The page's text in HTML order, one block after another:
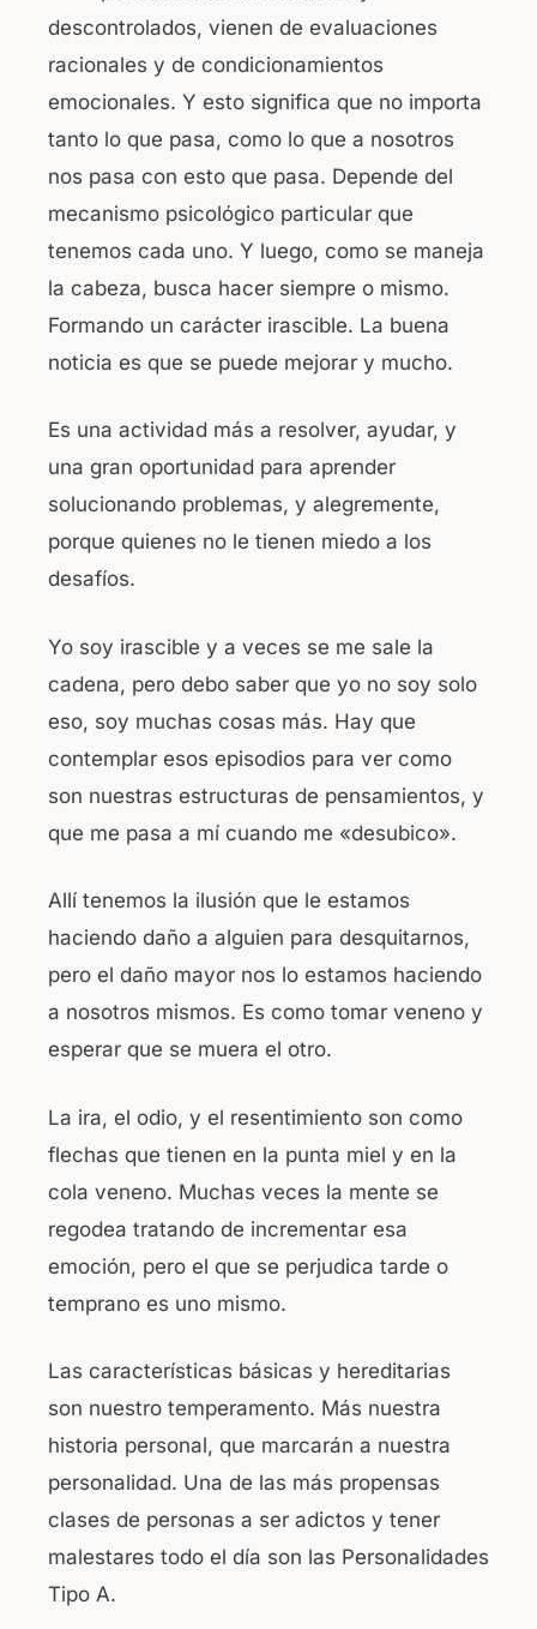
b
o
o
k
A
p
p
descontrolados, vienen de evaluaciones
racionales y de condicionamientos
emocionales. Y esto significa que no importa
tanto lo que pasa, como lo que a nosotros
nos pasa con esto que pasa. Depende del
mecanismo psicológico particular que
tenemos cada uno. Y luego, como se maneja
la cabeza, busca hacer siempre o mismo.
Formando un carácter irascible. La buena
noticia es que se puede mejorar y mucho.
Es una actividad más a resolver, ayudar, y
una gran oportunidad para aprender
solucionando problemas, y alegremente,
porque quienes no le tienen miedo a los
desafíos.
Yo soy irascible y a veces se me sale la
cadena, pero debo saber que yo no soy solo
eso, soy muchas cosas más. Hay que
contemplar esos episodios para ver como
son nuestras estructuras de pensamientos, y
que me pasa a mí cuando me «desubico».
Allí tenemos la ilusión que le estamos
haciendo daño a alguien para desquitarnos,
pero el daño mayor nos lo estamos haciendo
a nosotros mismos. Es como tomar veneno y
esperar que se muera el otro.
La ira, el odio, y el resentimiento son como
flechas que tienen en la punta miel y en la
cola veneno. Muchas veces la mente se
regodea tratando de incrementar esa
emoción, pero el que se perjudica tarde o
temprano es uno mismo.
Las características básicas y hereditarias
son nuestro temperamento. Más nuestra
historia personal, que marcarán a nuestra
personalidad. Una de las más propensas
clases de personas a ser adictos y tener
malestares todo el día son las Personalidades
Tipo A.